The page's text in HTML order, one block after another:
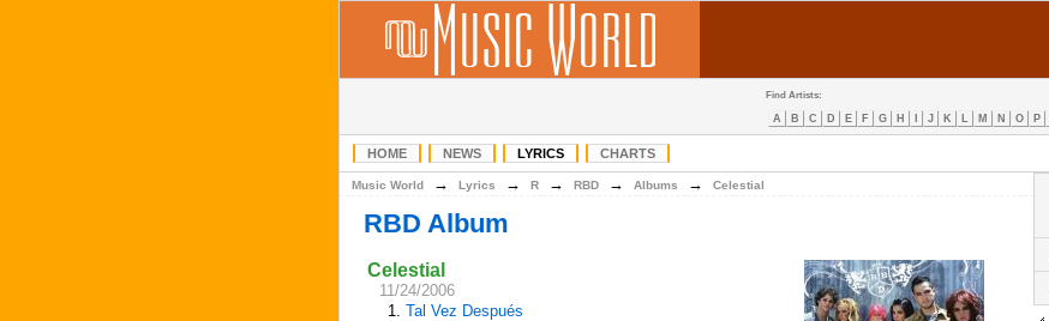
Find Artists:
A B C D E F G H J K L M N O P
HOME NEWS LYRICS CHARTS
Music World → Lyrics → R → RBD → Albums → Celestial
RBD Album
Celestial
11/24/2006
1. Tal Vez Después